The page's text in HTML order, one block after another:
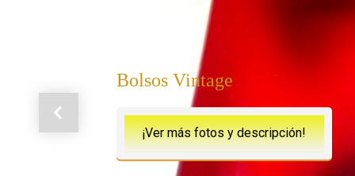
Bolsos Vintage
¡Ver más fotos y descripción!
Anterior